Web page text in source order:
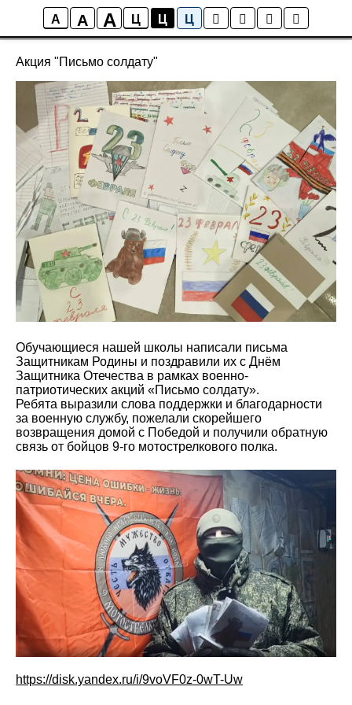
A A A Ц Ц Ц
Новости школы
Акция "Письмо солдату"
Обучающиеся нашей школы написали письма
Защитникам Родины и поздравили их с Днём
Защитника Отечества в рамках военно-
патриотических акций «Письмо солдату».
Ребята выразили слова поддержки и благодарности
за военную службу, пожелали скорейшего
возвращения домой с Победой и получили обратную
связь от бойцов 9-го мотострелкового полка.
https://disk.yandex.ru/i/9voVF0z-0wT-Uw